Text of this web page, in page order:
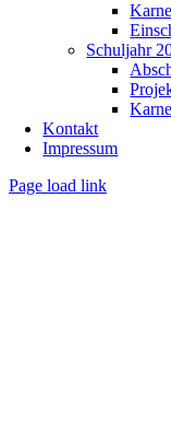
Schuljahr
Kontakt
Impressum
Page load link